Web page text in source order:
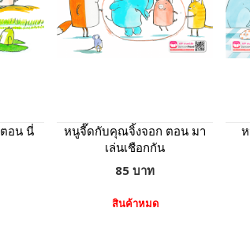
อน นี่
หนูจี๊ดกับคุณจิ้งจอก ตอน มา
เล่นเชือกกัน
85 บาท
สินค้าหมด